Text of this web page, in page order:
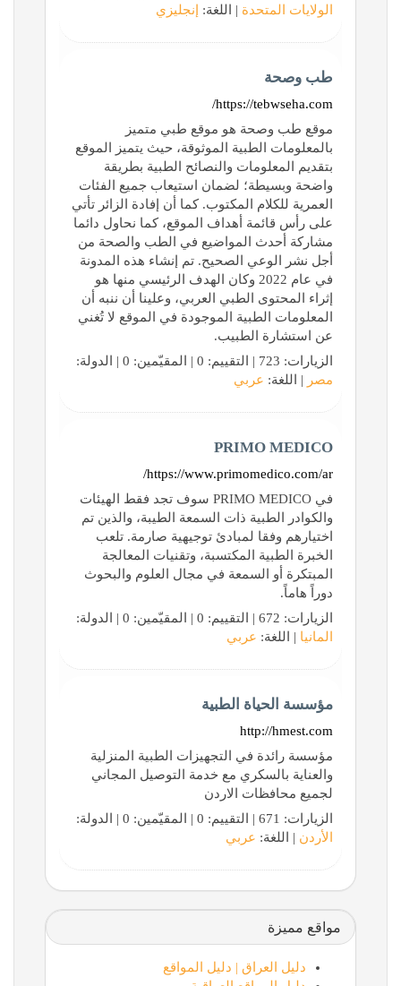
الولايات المتحدة | اللغة: إنجليزي
طب وصحة
https://tebwseha.com/
موقع طب وصحة هو موقع طبي متميز
بالمعلومات الطبية الموثوقة، حيث يتميز الموقع
بتقديم المعلومات والنصائح الطبية بطريقة
واضحة وبسيطة؛ لضمان استيعاب جميع الفئات
العمرية للكلام المكتوب. كما أن إفادة الزائر تأتي
على رأس قائمة أهداف الموقع، كما نحاول دائما
مشاركة أحدث المواضيع في الطب والصحة من
أجل نشر الوعي الصحيح. تم إنشاء هذه المدونة
في عام 2022 وكان الهدف الرئيسي منها هو
إثراء المحتوى الطبي العربي، وعلينا أن ننبه أن
المعلومات الطبية الموجودة في الموقع لا تُغني
عن استشارة الطبيب.
الزيارات: 723 | التقييم: 0 | المقيّمين: 0 | الدولة:
مصر | اللغة: عربي
PRIMO MEDICO
https://www.primomedico.com/ar/
في PRIMO MEDICO سوف تجد فقط الهيئات
والكوادر الطبية ذات السمعة الطيبة، والذين تم
اختيارهم وفقا لمبادئ توجيهية صارمة. تلعب
الخبرة الطبية المكتسبة، وتقنيات المعالجة
المبتكرة أو السمعة في مجال العلوم والبحوث
دوراً هاماً.
الزيارات: 672 | التقييم: 0 | المقيّمين: 0 | الدولة:
المانيا | اللغة: عربي
مؤسسة الحياة الطبية
http://hmest.com
مؤسسة رائدة في التجهيزات الطبية المنزلية
والعناية بالسكري مع خدمة التوصيل المجاني
لجميع محافظات الاردن
الزيارات: 671 | التقييم: 0 | المقيّمين: 0 | الدولة:
الأردن | اللغة: عربي
مواقع مميزة
دليل العراق | دليل المواقع